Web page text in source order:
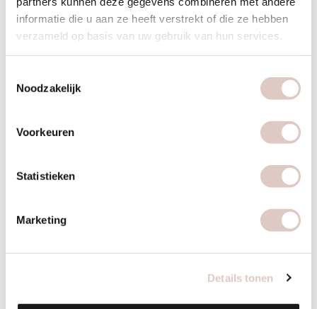
informatie die u aan ze heeft verstrekt of die ze hebben
verzameld op basis van uw gebruik van hun services.
Noodzakelijk
Voorkeuren
Statistieken
Marketing
Details tonen
START NU
bbb balance
coaching, personal training, metingen,
1 maand / flex 135